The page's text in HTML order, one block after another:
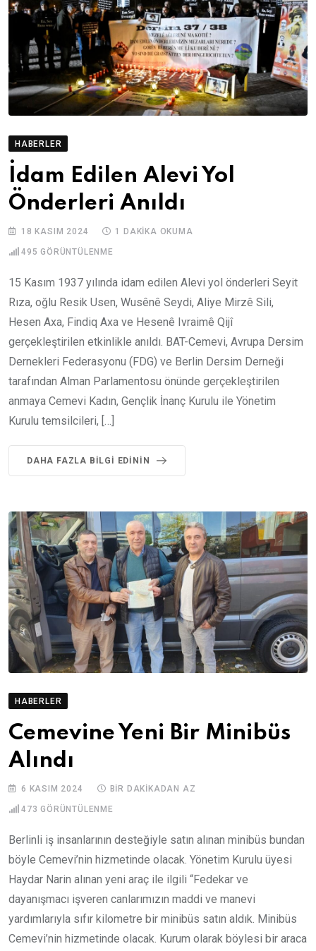
HABERLER
İdam Edilen Alevi Yol
Önderleri Anıldı
18 KASIM 2024 1 DAKIKA OKUMA
495 GÖRÜNTÜLENME
15 Kasım 1937 yılında idam edilen Alevi yol önderleri Seyit
Rıza, oğlu Resik Usen, Wusênê Seydi, Aliye Mirzê Sili,
Hesen Axa, Findiq Axa ve Hesenê Ivraimê Qijî
gerçekleştirilen etkinlikle anıldı. BAT-Cemevi, Avrupa Dersim
Dernekleri Federasyonu (FDG) ve Berlin Dersim Derneği
tarafından Alman Parlamentosu önünde gerçekleştirilen
anmaya Cemevi Kadın, Gençlik İnanç Kurulu ile Yönetim
Kurulu temsilcileri, […]
DAHA FAZLA BILGI EDININ
HABERLER
Cemevine Yeni Bir Minibüs
Alındı
6 KASIM 2024 BIR DAKIKADAN AZ
473 GÖRÜNTÜLENME
Berlinli iş insanlarının desteğiyle satın alınan minibüs bundan
böyle Cemevi’nin hizmetinde olacak. Yönetim Kurulu üyesi
Haydar Narin alınan yeni araç ile ilgili “Fedekar ve
dayanışmacı işveren canlarımızın maddi ve manevi
yardımlarıyla sıfır kilometre bir minibüs satın aldık. Minibüs
Cemevi’nin hizmetinde olacak. Kurum olarak böylesi bir araca